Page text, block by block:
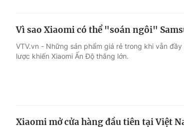
Vì sao Xiaomi có thể "soán ngôi"
VTV.vn - Những sản phẩm giá rẻ trong khi vẫn
lược khiến Xiaomi Ấn Độ thắng lớn.
Xiaomi mở cửa hàng đầu tiên tại Việt